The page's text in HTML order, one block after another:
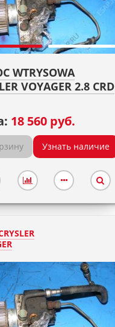
WTRYSOWA
VOYAGER 2.8 CRD
18 560 руб.
Узнать наличие